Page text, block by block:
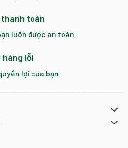
thanh toán
luôn được an toàn
hàng lỗi
lợi của bạn